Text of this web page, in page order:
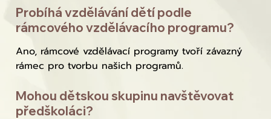
Probíhá vzdělávání dětí podle
rámcového vzdělávacího programu?
Ano, rámcové vzdělávací programy tvoří závazný
rámec pro tvorbu našich programů.
Mohou dětskou skupinu navštěvovat
předškoláci?